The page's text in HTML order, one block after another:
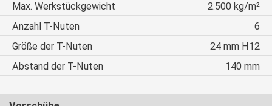
Max. Werkstückgewicht
2.500 kg/m²
Anzahl T-Nuten
6
Größe der T-Nuten
24 mm H12
Abstand der T-Nuten
140 mm